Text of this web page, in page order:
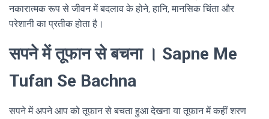
नकारात्मक रूप से जीवन में बदलाव के होने, हानि, मानसिक चिंता और
परेशानी का प्रतीक होता है।
सपने में तूफान से बचना । Sapne Me
Tufan Se Bachna
सपने में अपने आप को तूफान से बचता हुआ देखना या तूफान में कहीं शरण